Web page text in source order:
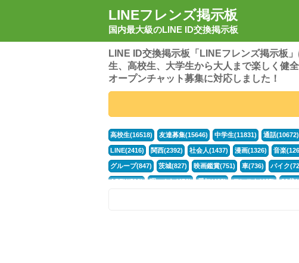
LINEフレンズ掲示板
国内最大級のLINE ID交換掲示板
LINE ID交換掲示板「LINEフレンズ掲示板
生、高校生、大学生から大人まで楽しく健
オープンチャット募集に対応しました！
高校生(16518) 友達募集(15646) 中学生(11831) 通話(10672)
LINE(2416) 関西(2392) 社会人(1437) 漫画(1326) 音楽
グループ(847) 茨城(827) 映画鑑賞(751) 車(736) バイク
APEX(519) 暇つぶし(476) 愛知(468) モンスト(465) 30代